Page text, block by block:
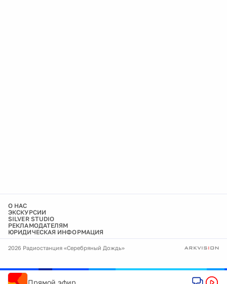
О НАС
ЭКСКУРСИИ
SILVER STUDIO
РЕКЛАМОДАТЕЛЯМ
ЮРИДИЧЕСКАЯ ИНФОРМАЦИЯ
2026 Радиостанция «Серебряный Дождь»
Прямой эфир